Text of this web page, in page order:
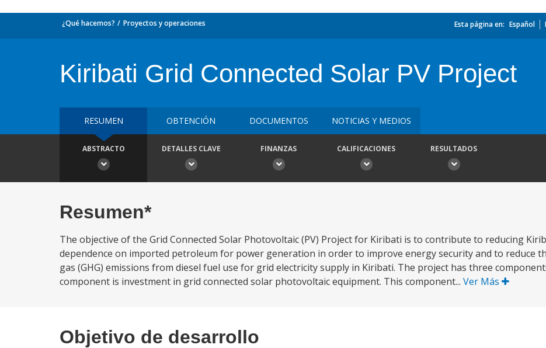
¿Qué hacemos? Proyectos y operaciones Esta página en: Español
Kiribati Grid Connected Solar PV Project
RESUMEN OBTENCIÓN DOCUMENTOS NOTICIAS Y MEDIOS
ABSTRACTO DETALLES CLAVE FINANZAS CALIFICACIONES RESULTADOS
Resumen*
The objective of the Grid Connected Solar Photovoltaic (PV) Project for Kiribati is to contribute to reducing
dependence on imported petroleum for power generation in order to improve energy security and to reduce
gas (GHG) emissions from diesel fuel use for grid electricity supply in Kiribati. The project has three
component is investment in grid connected solar photovoltaic equipment. This component... Ver Más
Objetivo de desarrollo